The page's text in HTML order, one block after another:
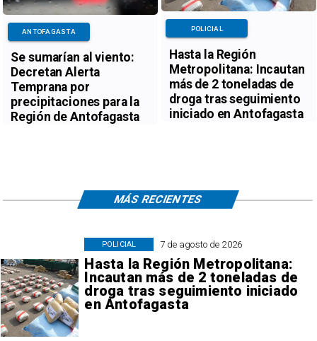
Se sumarían al viento:
Decretan Alerta
Temprana por
precipitaciones para la
Región de Antofagasta
ANTOFAGASTA
Hasta la Región
Metropolitana: Incautan
más de 2 toneladas de
droga tras seguimiento
iniciado en Antofagasta
POLICIAL
7 de agosto de 2026
Hasta la Región Metropolitana:
Incautan más de 2 toneladas de
droga tras seguimiento iniciado
en Antofagasta
POLICIAL
MÁS RECIENTES